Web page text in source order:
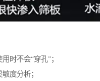
时不会“穿孔”；
度分析；